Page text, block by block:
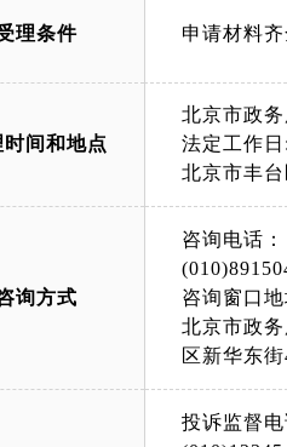
理条件 申请材料
时间和地点
北京市政
法定工作
北京市丰
询方式
咨询电话：
咨询窗口
北京市政
区新华东
投诉监督